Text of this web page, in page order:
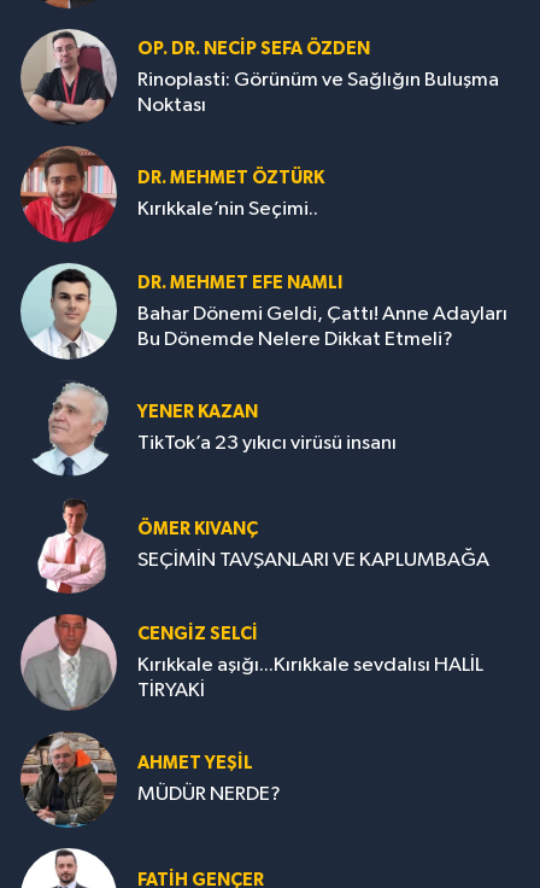
OP. DR. NECIP SEFA ÖZDEN
Rinoplasti: Görünüm ve Sağlığın Buluşma
Noktası
DR. MEHMET ÖZTÜRK
Kırıkkale’nin Seçimi..
DR. MEHMET EFE NAMLI
Bahar Dönemi Geldi, Çattı! Anne Adayları
Bu Dönemde Nelere Dikkat Etmeli?
YENER KAZAN
TikTok’a 23 yıkıcı virüsü insanı
ÖMER KIVANÇ
SEÇİMİN TAVŞANLARI VE KAPLUMBAĞA
CENGİZ SELCİ
Kırıkkale aşığı...Kırıkkale sevdalısı HALİL
TİRYAKİ
AHMET YEŞİL
MÜDÜR NERDE?
FATIH GENÇER